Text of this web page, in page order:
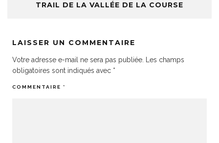
TRAIL DE LA VALLÉE DE LA COURSE
LAISSER UN COMMENTAIRE
Votre adresse e-mail ne sera pas publiée.
Les champs
obligatoires sont indiqués avec *
COMMENTAIRE *